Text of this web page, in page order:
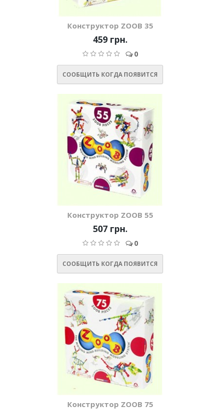
Конструктор ZOOB 35
459 грн.
0
СООБЩИТЬ КОГДА ПОЯВИТСЯ
Конструктор ZOOB 55
507 грн.
0
СООБЩИТЬ КОГДА ПОЯВИТСЯ
Конструктор ZOOB 75